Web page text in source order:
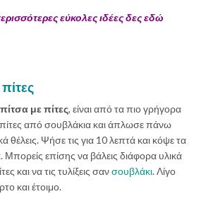
εύκολες ιδέες δες εδώ
πίτσα με πίτες, είναι από τα πιο γρήγορα
από σουβλάκια και άπλωσε πάνω
θέλεις. Ψήσε τις για 10 λεπτά και κόψε τα
Μπορείς επίσης να βάλεις διάφορα υλικά
και να τις τυλίξεις σανσουβλάκι. Λίγο
και έτοιμο.